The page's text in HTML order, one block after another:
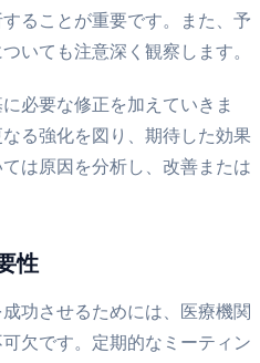
ることが重要です。また、予
いても注意深く観察します。
必要な修正を加えていきま
る強化を図り、期待した効果
は原因を分析し、改善または
性
功させるためには、医療機関
欠です。定期的なミーティン